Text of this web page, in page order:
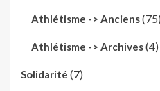
Athlétisme -> Anciens(75)
Athlétisme -> Archives(4)
Solidarité (7)